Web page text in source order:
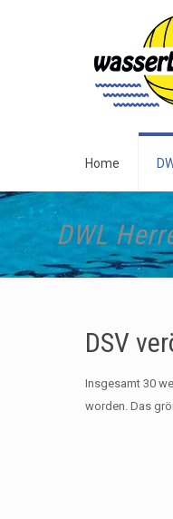
Home
DWL
DSV
Insgesamt 30
worden. Das